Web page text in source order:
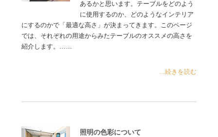
あるかと思います。テーブルをどのよう
に使用するのか、どのようなインテリア
にするのかで「最適な高さ」が決まってきます。このページ
では、それぞれの用途からみたテーブルのオススメの高さを
紹介します。……
...続きを読む
照明の色彩について